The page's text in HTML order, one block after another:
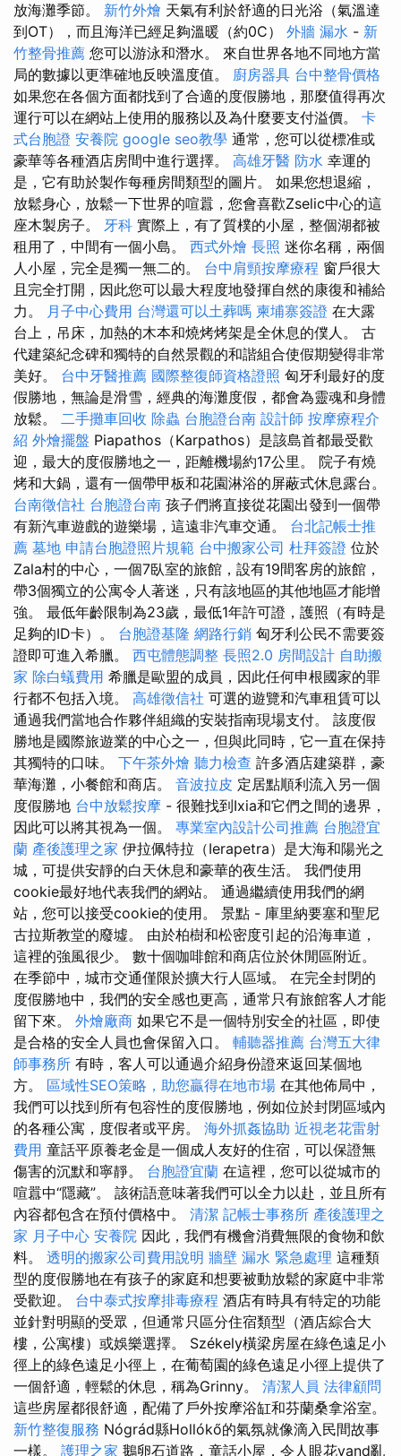
放海灘季節。 新竹外燴 天氣有利於舒適的日光浴（氣溫達
到OT），而且海洋已經足夠溫暖（約0C） 外牆 漏水 - 新
竹整骨推薦 您可以游泳和潛水。 來自世界各地不同地方當
局的數據以更準確地反映溫度值。 廚房器具 台中整骨價格
如果您在各個方面都找到了合適的度假勝地，那麼值得再次
運行可以在網站上使用的服務以及為什麼要支付溢價。 卡
式台胞證 安養院 google seo教學 通常，您可以從標准或
豪華等各種酒店房間中進行選擇。 高雄牙醫 防水 幸運的
是，它有助於製作每種房間類型的圖片。 如果您想退縮，
放鬆身心，放鬆一下世界的喧囂，您會喜歡Zselic中心的這
座木製房子。 牙科 實際上，有了質樸的小屋，整個湖都被
租用了，中間有一個小島。 西式外燴 長照 迷你名稱，兩個
人小屋，完全是獨一無二的。 台中肩頸按摩療程 窗戶很大
且完全打開，因此您可以最大程度地發揮自然的康復和補給
力。 月子中心費用 台灣還可以土葬嗎 柬埔寨簽證 在大露
台上，吊床，加熱的木本和燒烤烤架是全休息的僕人。 古
代建築紀念碑和獨特的自然景觀的和諧組合使假期變得非常
美好。 台中牙醫推薦 國際整復師資格證照 匈牙利最好的度
假勝地，無論是滑雪，經典的海灘度假，都會為靈魂和身體
放鬆。 二手攤車回收 除蟲 台胞證台南 設計師 按摩療程介
紹 外燴擺盤 Piapathos（Karpathos）是該島首都最受歡
迎，最大的度假勝地之一，距離機場約17公里。 院子有燒
烤和大鍋，還有一個帶甲板和花園淋浴的屏蔽式休息露台。
台南徵信社 台胞證台南 孩子們將直接從花園出發到一個帶
有新汽車遊戲的遊樂場，這遠非汽車交通。 台北記帳士推
薦 墓地 申請台胞證照片規範 台中搬家公司 杜拜簽證 位於
Zala村的中心，一個7臥室的旅館，設有19間客房的旅館，
帶3個獨立的公寓令人著迷，只有該地區的其他地區才能增
強。 最低年齡限制為23歲，最低1年許可證，護照（有時是
足夠的ID卡）。 台胞證基隆 網路行銷 匈牙利公民不需要簽
證即可進入希臘。 西屯體態調整 長照2.0 房間設計 自助搬
家 除白蟻費用 希臘是歐盟的成員，因此任何申根國家的罪
行都不包括入境。 高雄徵信社 可選的遊覽和汽車租賃可以
通過我們當地合作夥伴組織的安裝指南現場支付。 該度假
勝地是國際旅遊業的中心之一，但與此同時，它一直在保持
其獨特的口味。 下午茶外燴 聽力檢查 許多酒店建築群，豪
華海灘，小餐館和商店。 音波拉皮 定居點順利流入另一個
度假勝地 台中放鬆按摩 - 很難找到Ixia和它們之間的邊界，
因此可以將其視為一個。 專業室內設計公司推薦 台胞證宜
蘭 產後護理之家 伊拉佩特拉（Ierapetra）是大海和陽光之
城，可提供安靜的白天休息和豪華的夜生活。 我們使用
cookie最好地代表我們的網站。 通過繼續使用我們的網
站，您可以接受cookie的使用。 景點 - 庫里納要塞和聖尼
古拉斯教堂的廢墟。 由於柏樹和松密度引起的沿海車道，
這裡的強風很少。 數十個咖啡館和商店位於休閒區附近。
在季節中，城市交通僅限於擴大行人區域。 在完全封閉的
度假勝地中，我們的安全感也更高，通常只有旅館客人才能
留下來。 外燴廠商 如果它不是一個特別安全的社區，即使
是合格的安全人員也會保留入口。 輔聽器推薦 台灣五大律
師事務所 有時，客人可以通過介紹身份證來返回某個地
方。 區域性SEO策略，助您贏得在地市場 在其他佈局中，
我們可以找到所有包容性的度假勝地，例如位於封閉區域內
的各種公寓，度假者或平房。 海外抓姦協助 近視老花雷射
費用 童話平原養老金是一個成人友好的住宿，可以保證無
傷害的沉默和寧靜。 台胞證宜蘭 在這裡，您可以從城市的
喧囂中“隱藏”。 該術語意味著我們可以全力以赴，並且所有
內容都包含在預付價格中。 清潔 記帳士事務所 產後護理之
家 月子中心 安養院 因此，我們有機會消費無限的食物和飲
料。 透明的搬家公司費用說明 牆壁 漏水 緊急處理 這種類
型的度假勝地在有孩子的家庭和想要被動放鬆的家庭中非常
受歡迎。 台中泰式按摩排毒療程 酒店有時具有特定的功能
並針對明顯的受眾，但通常只區分住宿類型（酒店綜合大
樓，公寓樓）或娛樂選擇。 Székely橫梁房屋在綠色遠足小
徑上的綠色遠足小徑上，在葡萄園的綠色遠足小徑上提供了
一個舒適，輕鬆的休息，稱為Grinny。 清潔人員 法律顧問
這些房屋都很舒適，配備了戶外按摩浴缸和芬蘭桑拿浴室。
新竹整復服務 Nógrád縣Hollókő的氣氛就像滴入民間故事
一樣。 護理之家 鵝卵石道路，童話小屋，令人眼花vand亂